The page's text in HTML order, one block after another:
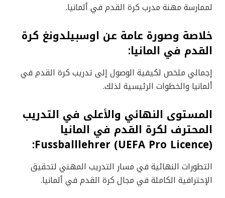
لممارسة مهنة مدرب كرة القدم في ألمانيا.
خلاصة وصورة عامة عن اوسبيلدونغ كرة
القدم في المانيا:
إجمالي ملخص لكيفية الوصول إلى تدريب كرة القدم في
ألمانيا والخطوات الرئيسية لذلك.
المستوى النهائي والأعلى في التدريب
المحترف لكرة القدم في المانيا
Fussballlehrer (UEFA Pro Licence):
التطورات النهائية في مسار التدريب المهني لتحقيق
الإحترافية الكاملة في مجال كرة القدم في ألمانيا.